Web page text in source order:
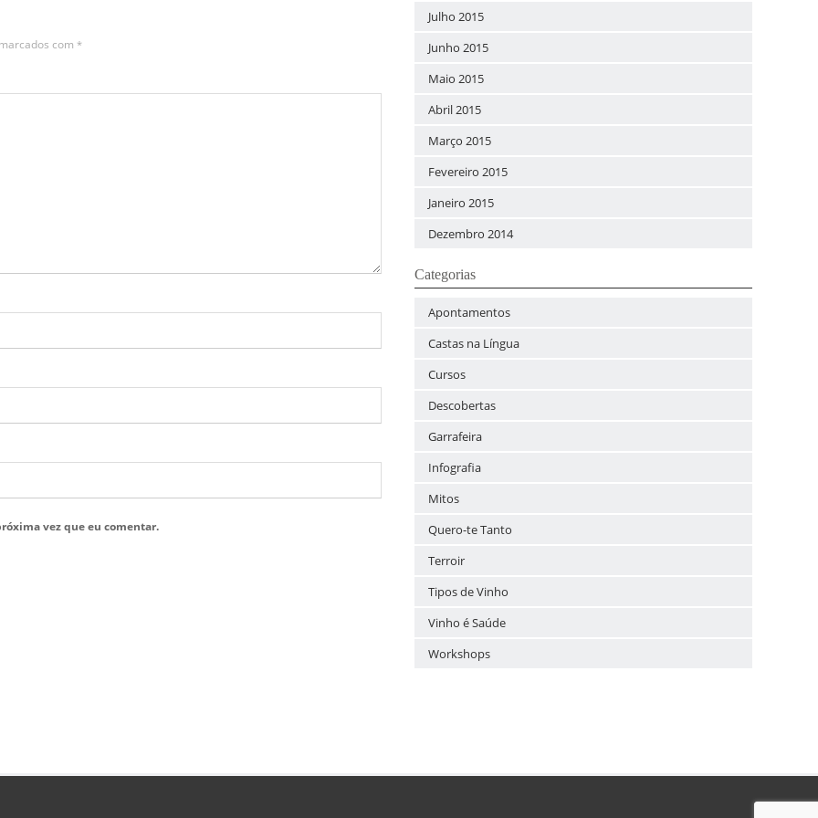
com *
vez que eu comentar.
Julho 2015
Junho 2015
Maio 2015
Abril 2015
Março 2015
Fevereiro 2015
Janeiro 2015
Dezembro 2014
Categorias
Apontamentos
Castas na Língua
Cursos
Descobertas
Garrafeira
Infografia
Mitos
Quero-te Tanto
Terroir
Tipos de Vinho
Vinho é Saúde
Workshops